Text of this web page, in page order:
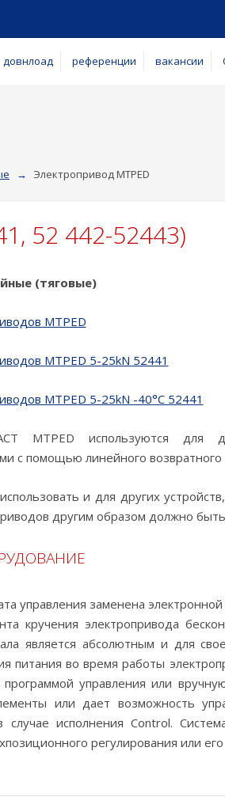
довнлоад референции вакансии
Электропривод MTPED
52 442-52443)
(тяговые)
MTPED
MTPED 5-25kN 52441
MTPED 5-25kN -40°C 52441
MTPED используются для
с помощью линейного
и для других
другим образом должно
управления заменена
кручения электропривода
является абсолютным и для
питания во время работы
управления или
или дает возможность
исполнения Control.
регулирования или